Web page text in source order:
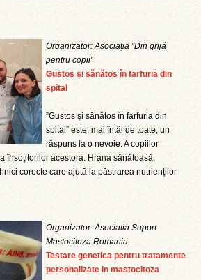
Organizator: Asociația ”Din grijă
pentru copii”
Gustos și sănătos în farfuria din
spital
”Gustos și sănătos în farfuria din
spital” este, mai întâi de toate, un
răspuns la o nevoie. A copiilor
însoțitorilor acestora. Hrana sănătoasă,
corecte care ajută la păstrarea nutrienților
Organizator: Asociatia Suport
Mastocitoza Romania
Testare genetica pentru tratamente
personalizate in mastocitoza